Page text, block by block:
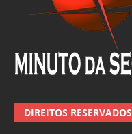
DIREITOS RESERVADOS